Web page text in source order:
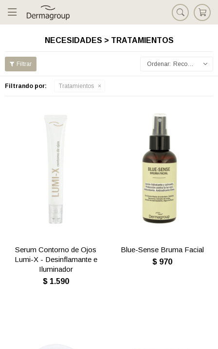

NECESIDADES > TRATAMIENTOS
Recomendados
Filtrando por: Tratamientos
Serum Contorno de Ojos
Lumi-X - Desinflamante e
Iluminador
$ 1.590
Blue-Sense Bruma Facial
$ 970